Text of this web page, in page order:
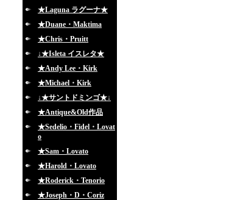
★Laguna ラグーナ★
★Duane・Maktima
★Chris・Pruitt
↓★Isleta イスレタ★
★Andy Lee・Kirk
★Michael・Kirk
↓★サントドミンゴ★↓
★Antique&Old作品
★Sedelio・Fidel・Lovat
o
★Sam・Lovato
★Harold・Lovato
★Roderick・Tenorio
★Joseph・D・Coriz